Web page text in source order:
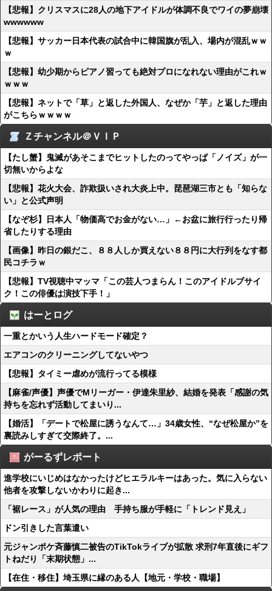
【悲報】クリスマスに28人の地下アイドルが体調不良でワイの夢崩壊
wwwwww
【悲報】サッカー日本代表の試合中に韓国旗が乱入、場内が混乱ｗｗ
ｗ
【悲報】幼少期からピアノ習っても絶対プロになれない理由がこれｗ
ｗｗｗ
【悲報】ネットで「草」と返した外国人、なぜか「芋」と返した理由
がこちらｗｗｗｗ
Ｚチャンネル＠ＶＩＰ
【たし蟹】鬼滅があそこまでヒットしたのってやっぱ「ノイズ」が一
切無いからよな
【悲報】花火大会、詐欺扱いされ大炎上中。琵琶湖三市とも「知らな
い」と公式声明
【なぞ杉】日本人「物価高でお金がない…」←お盆に旅行行ったり帰
省したりする理由
【画像】昨日の銀だこ、８８人しか買えない８８円に大行列をなす都
民コチラｗ
【悲報】TV視聴中マッマ「この芸人つまらん！このアイドルブサイ
ク！この俳優は演技下手！」
はーとログ
一重とかいう人生ハードモード確定？
エアコンのクリーニングしてないやつ
【悲報】タイミー虐めが流行ってる模様
【麻雀/声優】声優でMリーガー・伊達朱里紗、結婚を発表「感謝の気
持ちを忘れず活動してまいり...
【婚活】「デートで松屋に誘うなんて…」34歳女性、“なぜ松屋か”を
裏読みしすぎて交際終了。...
がーるずレポート
進学校にいじめはなかったけどヒエラルキーはあった。気に入らない
他者を攻撃しないかわりに起き...
「裾レース」が人気の理由 手持ち服が手軽に「トレンド見え」
ドン引きした言葉遣い
元ジャンポケ斉藤慎二被告のTikTokライブが拡散 求刑7年直後にギフ
トねだり「末期状態」...
【在住・移住】埼玉県に縁のある人【地元・学校・職場】